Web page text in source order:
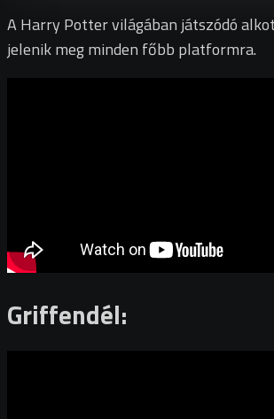
A Harry Potter világában játszódó
jelenik meg minden főbb platformra.
Griffendél: